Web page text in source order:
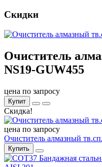
Скидки
Очиститель
NS19-GUW455
цена по запросу
Купит
Скидка!
цена по запросу
Очиститель алмазный
Купить